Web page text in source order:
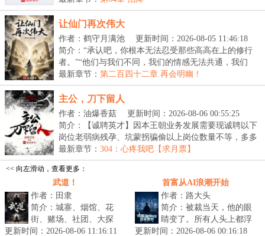
让仙门再次伟大
作者：鹤守月满池
更新时间：2026-08-05 11:46:18
简介：“承认吧，你根本无法忍受那些高高在上的修行
者。”“他们与我们不同，我们的情感无法共通，我们
的...
最新章节： 第二百四十二章 再会明幽！
主公，刀下留人
作者：油爆香菇
更新时间：2026-08-06 00:55:25
简介：【诚聘英才】因本王朝业务发展需要现诚聘以下
岗位老弱病残孕、坑蒙拐骗偷以上岗位数量不等，多多
益...
最新章节： 304：心疼我吧【求月票】
<< 向左滑动，查看更多：
武道！
作者：田隶
简介：城寨、烟馆、花
街、赌场、社团、大探
长……李修文穿越到了殖
更新时间：2026-08-06 11:16:11
首富从AI浪潮开始
作者：路大头
简介：被裁当天，他的眼
睛变了。所有人头上都浮
着数据面板。HR的补偿方
更新时间：2026-08-06 00:16:18